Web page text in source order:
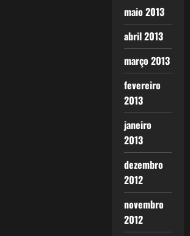
maio 2013
abril 2013
março 2013
fevereiro
2013
janeiro
2013
dezembro
2012
novembro
2012